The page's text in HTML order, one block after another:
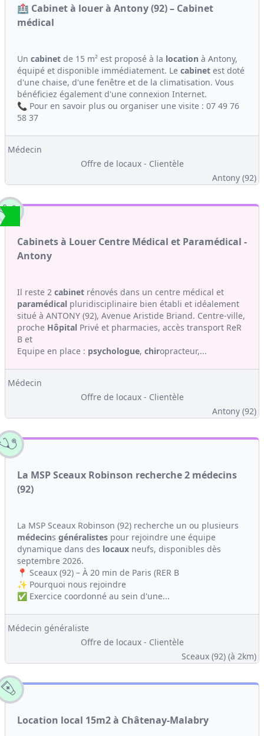
🏥 Cabinet à louer à Antony (92) – Cabinet
médical
Un cabinet de 15 m² est proposé à la location à Antony,
équipé et disponible immédiatement. Le cabinet est doté
d'une chaise, d'une fenêtre et de la climatisation. Vous
bénéficiez également d'une connexion Internet.
📞 Pour en savoir plus ou organiser une visite : 07 49 76
58 37
Médecin
Offre de locaux - Clientèle
Antony (92)
Cabinets à Louer Centre Médical et Paramédical -
Antony
Il reste 2 cabinet rénovés dans un centre médical et
paramédical pluridisciplinaire bien établi et idéalement
situé à ANTONY (92), Avenue Aristide Briand. Centre-ville,
proche Hôpital Privé et pharmacies, accès transport ReR
B et
Equipe en place : psychologue, chiropracteur,...
Médecin
Offre de locaux - Clientèle
Antony (92)
La MSP Sceaux Robinson recherche 2 médecins
(92)
La MSP Sceaux Robinson (92) recherche un ou plusieurs
médecins généralistes pour rejoindre une équipe
dynamique dans des locaux neufs, disponibles dès
septembre 2026.
📍 Sceaux (92) – À 20 min de Paris (RER B
✨ Pourquoi nous rejoindre
✅ Exercice coordonné au sein d'une...
Médecin généraliste
Offre de locaux - Clientèle
Sceaux (92) (à 2km)
Location local 15m2 à Châtenay-Malabry